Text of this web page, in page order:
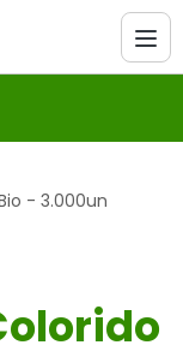
- 3.000un